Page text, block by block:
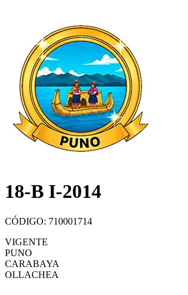
18-B I-2014
CÓDIGO: 710001714
VIGENTE
PUNO
CARABAYA
OLLACHEA